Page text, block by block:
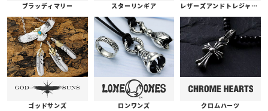
ブラッディマリー スターリンギア レザーズアンドトレジャーズ
ゴッドサンズ ロンワンズ クロムハーツ